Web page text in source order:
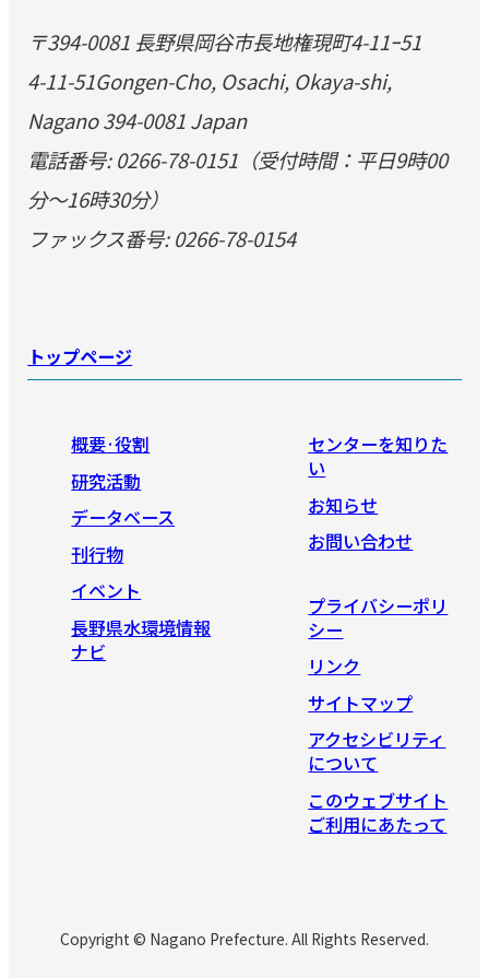
〒394-0081 長野県岡谷市長地権現町4-11ｰ51
4-11-51Gongen-Cho, Osachi, Okaya-shi,
Nagano 394-0081 Japan
電話番号: 0266-78-0151（受付時間：平日9時00
分～16時30分）
ファックス番号: 0266-78-0154
トップページ
概要·役割
研究活動
データベース
刊行物
イベント
長野県水環境情報
ナビ
センターを知りた
い
お知らせ
お問い合わせ
プライバシーポリ
シー
リンク
サイトマップ
アクセシビリティ
について
このウェブサイト
ご利用にあたって
Copyright © Nagano Prefecture. All Rights Reserved.